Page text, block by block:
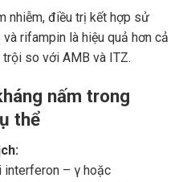
nhiễm, điều trị kết hợp sử
rifampin là hiệu quả hơn cả
so với AMB và ITZ.
nấm trong
thể
interferon – γ hoặc